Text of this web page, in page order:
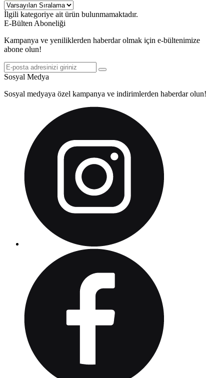
İlgili kategoriye ait ürün bulunmamaktadır.
E-Bülten Aboneliği
Kampanya ve yeniliklerden haberdar olmak için e-bültenimize
abone olun!
Sosyal Medya
Sosyal medyaya özel kampanya ve indirimlerden haberdar olun!